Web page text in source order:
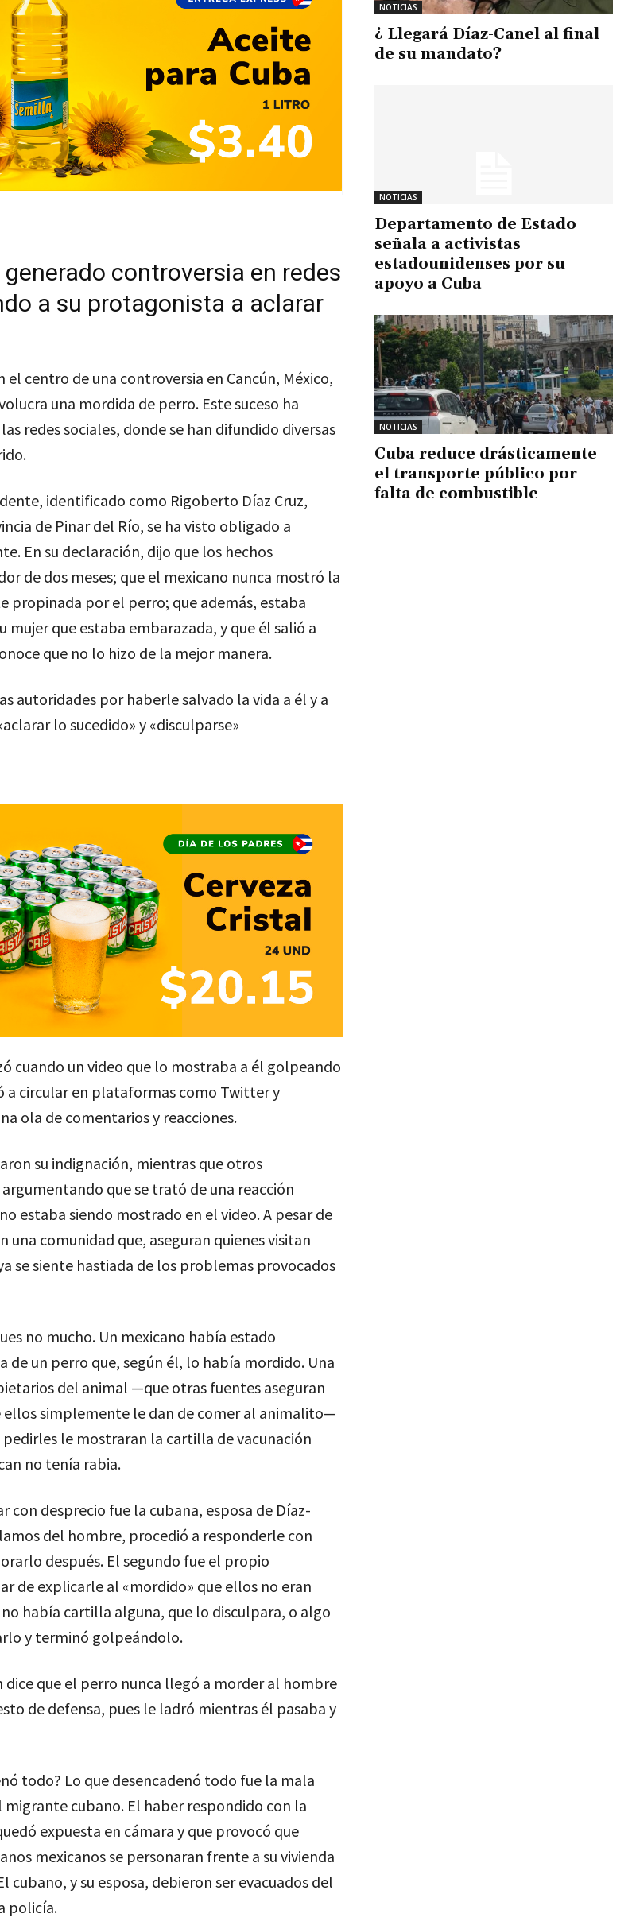
controversia en redes
a su protagonista a aclarar
el centro de una controversia en Cancún, México,
una mordida de perro. Este suceso ha
redes sociales, donde se han difundido diversas
identificado como Rigoberto Díaz Cruz,
de Pinar del Río, se ha visto obligado a
En su declaración, dijo que los hechos
de dos meses; que el mexicano nunca mostró la
propinada por el perro; que además, estaba
mujer que estaba embarazada, y que él salió a
que no lo hizo de la mejor manera.
autoridades por haberle salvado la vida a él y a
lo sucedido» y «disculparse»
cuando un video que lo mostraba a él golpeando
a circular en plataformas como Twitter y
ola de comentarios y reacciones.
su indignación, mientras que otros
que se trató de una reacción
estaba siendo mostrado en el video. A pesar de
una comunidad que, aseguran quienes visitan
se siente hastiada de los problemas provocados
no mucho. Un mexicano había estado
de un perro que, según él, lo había mordido. Una
del animal —que otras fuentes aseguran
ellos simplemente le dan de comer al animalito—
pedirles le mostraran la cartilla de vacunación
no tenía rabia.
con desprecio fue la cubana, esposa de Díaz-
del hombre, procedió a responderle con
después. El segundo fue el propio
de explicarle al «mordido» que ellos no eran
había cartilla alguna, que lo disculpara, o algo
y terminó golpeándolo.
dice que el perro nunca llegó a morder al hombre
de defensa, pues le ladró mientras él pasaba y
todo? Lo que desencadenó todo fue la mala
cubano. El haber respondido con la
expuesta en cámara y que provocó que
mexicanos se personaran frente a su vivienda
cubano, y su esposa, debieron ser evacuados del
policía.
NOTICIAS
¿ Llegará Díaz-Canel al final
de su mandato?
NOTICIAS
Departamento de Estado
señala a activistas
estadounidenses por su
apoyo a Cuba
NOTICIAS
Cuba reduce drásticamente
el transporte público por
falta de combustible